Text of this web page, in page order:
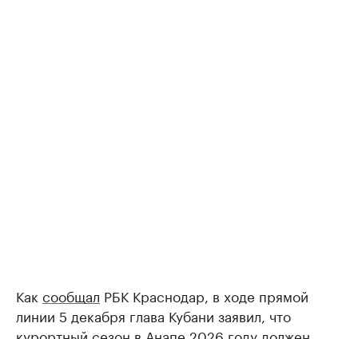
Как сообщал РБК Краснодар, в ходе прямой
линии 5 декабря глава Кубани заявил, что